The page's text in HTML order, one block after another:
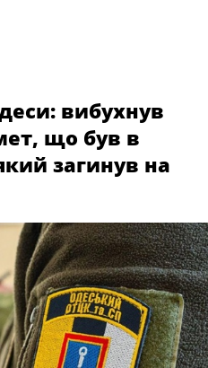
вибухнув
що був в
загинув на